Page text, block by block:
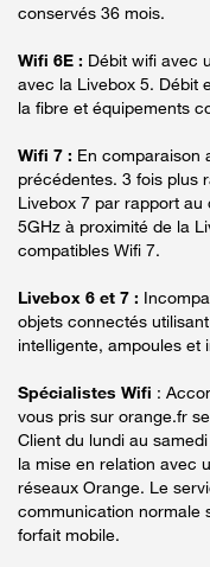
conservés 36 mois.
Wifi 6E : Débit wifi avec
avec la Livebox 5. Débit
la fibre et équipements
Wifi 7 : En comparaison
précédentes. 3 fois plus
Livebox 7 par rapport
5GHz à proximité de la
compatibles Wifi 7.
Livebox 6 et 7 :
objets connectés
intelligente, ampoules et
Spécialistes Wifi :
vous pris sur orange.fr
Client du lundi au
la mise en relation avec
réseaux Orange. Le
communication normale
forfait mobile.